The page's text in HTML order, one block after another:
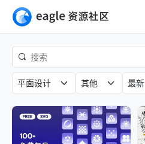
平面设计 其他 最新